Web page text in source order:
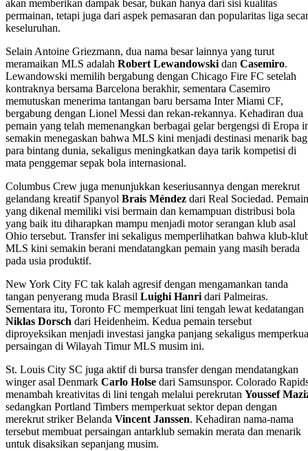
akan memberikan dampak besar, bukan hanya dari sisi kualitas
permainan, tetapi juga dari aspek pemasaran dan popularitas liga
keseluruhan.
Selain Antoine Griezmann, dua nama besar lainnya yang turut
meramaikan MLS adalah Robert Lewandowski dan Casemiro.
Lewandowski memilih bergabung dengan Chicago Fire FC setelah
kontraknya bersama Barcelona berakhir, sementara Casemiro
memutuskan menerima tantangan baru bersama Inter Miami CF,
bergabung dengan Lionel Messi dan rekan-rekannya. Kehadiran dua
pemain yang telah memenangkan berbagai gelar bergengsi di Eropa
semakin menegaskan bahwa MLS kini menjadi destinasi menarik
para bintang dunia, sekaligus meningkatkan daya tarik kompetisi di
mata penggemar sepak bola internasional.
Columbus Crew juga menunjukkan keseriusannya dengan merekrut
gelandang kreatif Spanyol Brais Méndez dari Real Sociedad. Pemain
yang dikenal memiliki visi bermain dan kemampuan distribusi bola
yang baik itu diharapkan mampu menjadi motor serangan klub asal
Ohio tersebut. Transfer ini sekaligus memperlihatkan bahwa klub-
MLS kini semakin berani mendatangkan pemain yang masih berada
pada usia produktif.
New York City FC tak kalah agresif dengan mengamankan tanda
tangan penyerang muda Brasil Luighi Hanri dari Palmeiras.
Sementara itu, Toronto FC memperkuat lini tengah lewat kedatangan
Niklas Dorsch dari Heidenheim. Kedua pemain tersebut
diproyeksikan menjadi investasi jangka panjang sekaligus
persaingan di Wilayah Timur MLS musim ini.
St. Louis City SC juga aktif di bursa transfer dengan mendatangkan
winger asal Denmark Carlo Holse dari Samsunspor. Colorado
menambah kreativitas di lini tengah melalui perekrutan Youssef
sedangkan Portland Timbers memperkuat sektor depan dengan
merekrut striker Belanda Vincent Janssen. Kehadiran nama-nama
tersebut membuat persaingan antarklub semakin merata dan menarik
untuk disaksikan sepanjang musim.